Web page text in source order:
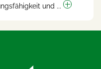
und ...